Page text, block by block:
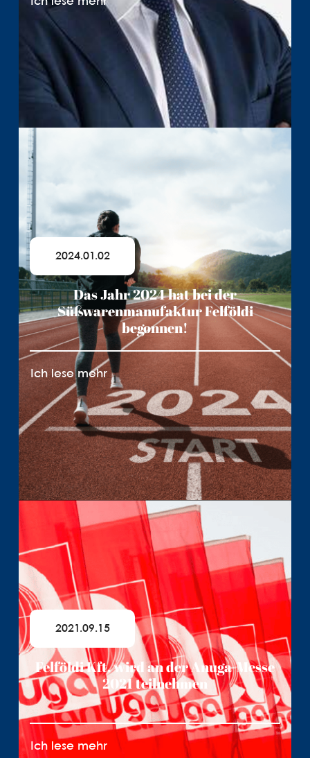
2024.01.02
Das Jahr 2024 hat bei der
Süßwarenmanufaktur Felföldi
begonnen!
Ich lese mehr
2021.09.15
Felföldi Kft. wird an der Anuga-Messe
2021 teilnehmen
Ich lese mehr